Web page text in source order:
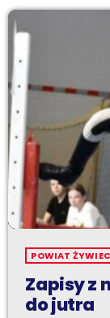
POWIAT
Zapisy z
do jutra